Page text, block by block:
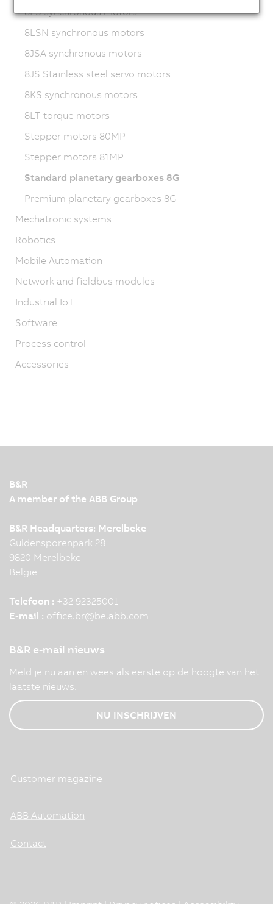
8LS synchronous motors
8LSN synchronous motors
8JSA synchronous motors
8JS Stainless steel servo motors
8KS synchronous motors
8LT torque motors
Stepper motors 80MP
Stepper motors 81MP
Standard planetary gearboxes 8G
Premium planetary gearboxes 8G
Mechatronic systems
Robotics
Mobile Automation
Network and fieldbus modules
Industrial IoT
Software
Process control
Accessories
B&R
A member of the ABB Group
B&R Headquarters: Merelbeke
Guldensporenpark 28
9820 Merelbeke
België
Telefoon : +32 92325001
E-mail : office.br@be.abb.com
B&R e-mail nieuws
Meld je nu aan en wees als eerste op de hoogte van het
laatste nieuws.
NU INSCHRIJVEN
Customer magazine
ABB Automation
Contact